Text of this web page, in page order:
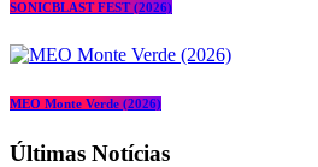
SONICBLAST FEST (2026)
MEO Monte Verde (2026)
Últimas Notícias